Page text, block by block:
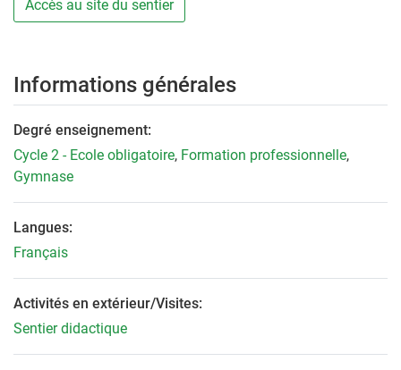
Accès au site du sentier
Informations générales
Degré enseignement:
Cycle 2 - Ecole obligatoire, Formation professionnelle,
Gymnase
Langues:
Français
Activités en extérieur/Visites:
Sentier didactique